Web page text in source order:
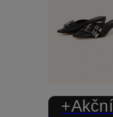
+Akční